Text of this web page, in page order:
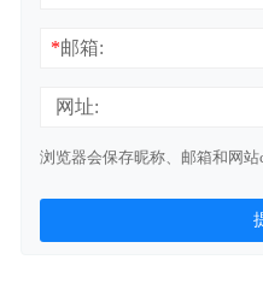
*邮箱:
网址:
浏览器会保存昵称、邮箱和网站